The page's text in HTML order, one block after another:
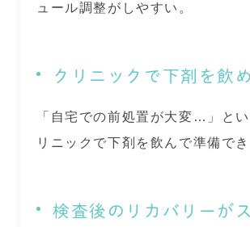
ュール調整がしやすい。
クリニックで下剤を飲
「自宅での前処置が大変…」と
リニックで下剤を飲んで準備でき
検査後のリカバリーが